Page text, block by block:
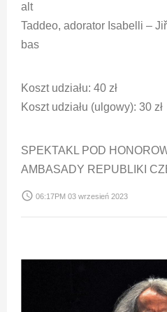
alt
Taddeo, adorator Isabelli –
bas
Koszt udziału: 40 zł
Koszt udziału (ulgowy): 30 zł
SPEKTAKL POD
AMBASADY REPUBLIKI
access_time 06:17PM 03 wrzesień 2023